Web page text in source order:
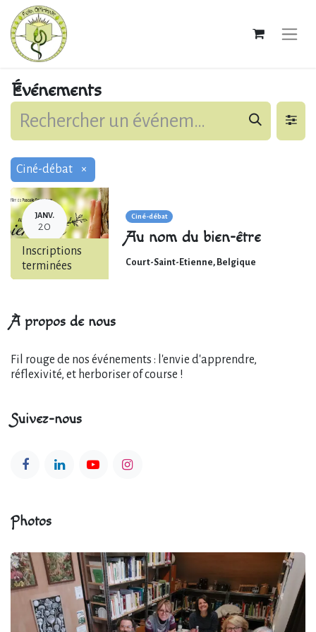
Événements
Ciné-débat ×
JANV.
20
Inscriptions
terminées
Ciné-débat
Au nom du bien-être
Court-Saint-Etienne, Belgique
À propos de nous
Fil rouge de nos événements : l'envie d'apprendre,
réflexivité, et herboriser of course !
Suivez-nous
Photos